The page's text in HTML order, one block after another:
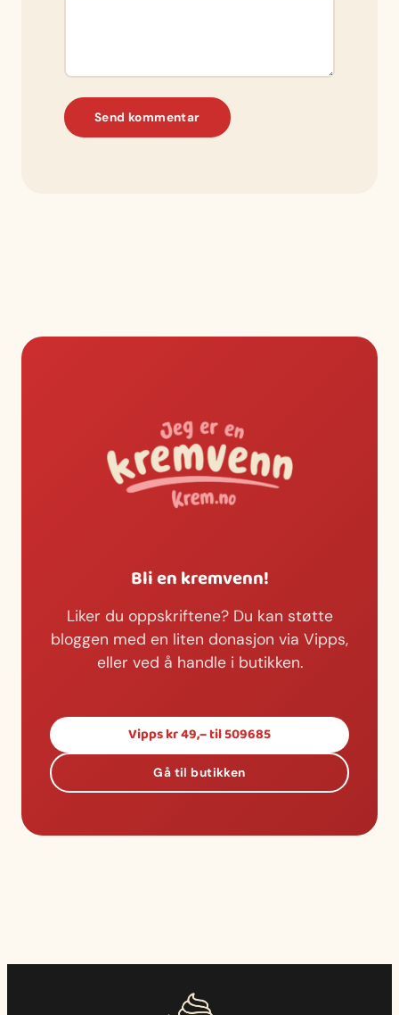
Send kommentar
Bli en kremvenn!
Liker du oppskriftene? Du kan støtte
bloggen med en liten donasjon via Vipps,
eller ved å handle i butikken.
Vipps kr 49,– til 509685
Gå til butikken